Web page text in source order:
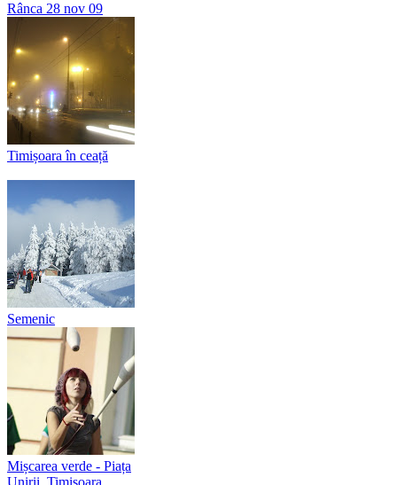
Rânca 28 nov 09
Timișoara în ceață
Semenic
Mișcarea verde - Piața
Unirii, Timișoara